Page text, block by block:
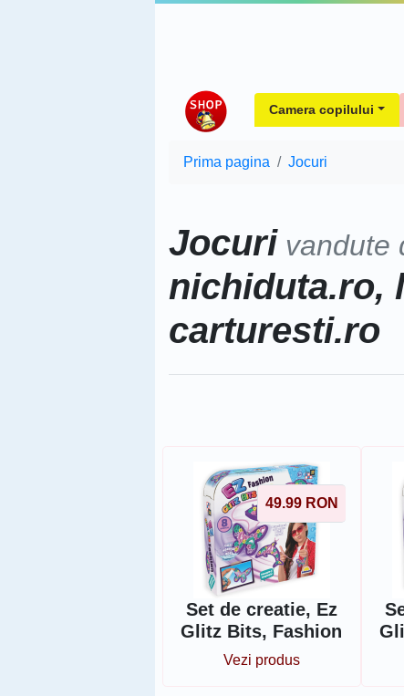
Camera copilului
Prima pagina Jocuri
Jocuri vandute
nichiduta.ro,
carturesti.ro
49.99 RON
Set de creatie, Ez
Glitz Bits, Fashion
Vezi produs